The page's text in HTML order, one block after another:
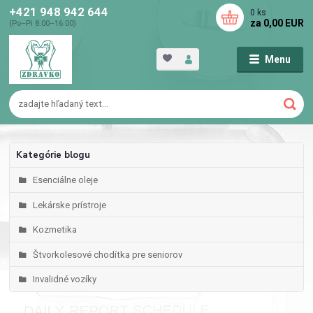
Menu
+421 948 942 644
(Po–Pi 8:00–16:00)
0 ks
za 0,00 EUR
Kategórie blogu
Esenciálne oleje
Lekárske prístroje
Kozmetika
Štvorkolesové chodítka pre seniorov
Invalidné vozíky